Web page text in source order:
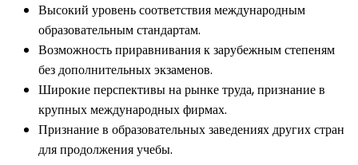
Высокий уровень соответствия международным
образовательным стандартам.
Возможность приравнивания к зарубежным степеням
без дополнительных экзаменов.
Широкие перспективы на рынке труда, признание в
крупных международных фирмах.
Признание в образовательных заведениях других стран
для продолжения учебы.